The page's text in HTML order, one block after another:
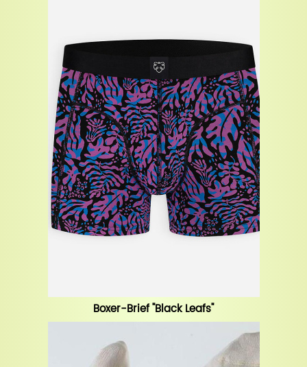
Boxer-Brief "Black Leafs"